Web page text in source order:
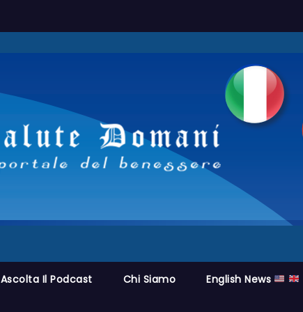
Ascolta Il Podcast Chi Siamo English News